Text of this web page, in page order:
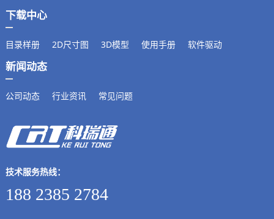
下载中心
目录样册 2D尺寸图 3D模型 使用手册 软件驱动
新闻动态
公司动态 行业资讯 常见问题
技术服务热线：
188 2385 2784